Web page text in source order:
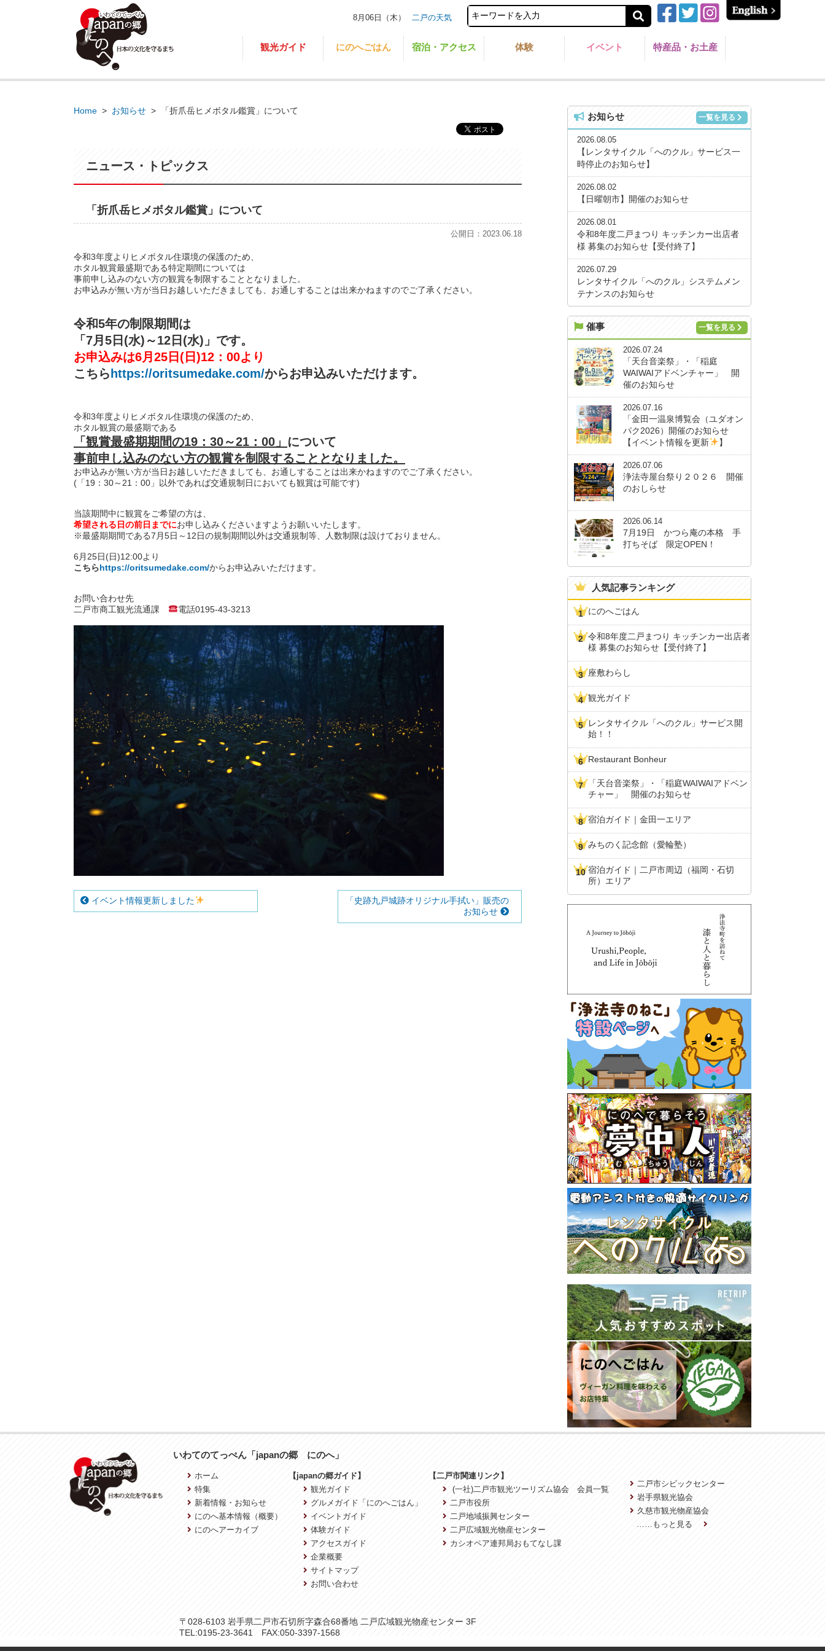
8月06日（木） 二戸の天気
観光ガイド にのへごはん 宿泊・アクセス 体験 イベント 特産品・お土産
Home > お知らせ > 「折爪岳ヒメボタル鑑賞」について
ニュース・トピックス
「折爪岳ヒメボタル鑑賞」について
公開日：2023.06.18
令和3年度よりヒメボタル住環境の保護のため、
ホタル観賞最盛期である特定期間については
事前申し込みのない方の観賞を制限することとなりました。
お申込みが無い方が当日お越しいただきましても、お通しすることは出来かねますのでご了承ください。
令和5年の制限期間は
「7月5日(水)～12日(水)」です。
お申込みは6月25日(日)12：00より
こちらhttps://oritsumedake.com/からお申込みいただけます。
令和3年度よりヒメボタル住環境の保護のため、
ホタル観賞の最盛期である
「観賞最盛期期間の19：30～21：00」 について
事前申し込みのない方の観賞を制限することとなりました。
お申込みが無い方が当日お越しいただきましても、お通しすることは出来かねますのでご了承ください。
(「19：30～21：00」以外であれば交通規制日においても観賞は可能です)
当該期間中に観賞をご希望の方は、
希望される日の前日までにお申し込みくださいますようお願いいたします。
※最盛期期間である7月5日～12日の規制期間以外は交通規制等、人数制限は設けておりません。
6月25日(日)12:00より
こちらhttps://oritsumedake.com/からお申込みいただけます。
お問い合わせ先
二戸市商工観光流通課
電話0195-43-3213
イベント情報更新しました
「史跡九戸城跡オリジナル手拭い」販売の
お知らせ
お知らせ 一覧を見る
2026.08.05
【レンタサイクル「へのクル」サービス一
時停止のお知らせ】
2026.08.02
【日曜朝市】開催のお知らせ
2026.08.01
令和8年度二戸まつり キッチンカー出店者
様 募集のお知らせ【受付終了】
2026.07.29
レンタサイクル「へのクル」システムメン
テナンスのお知らせ
催事 一覧を見る
2026.07.24
「天台音楽祭」・「稲庭
WAIWAIアドベンチャー」 開
催のお知らせ
2026.07.16
「金田一温泉博覧会（ユダオン
パク2026）開催のお知らせ
【イベント情報を更新
】
2026.07.06
浄法寺屋台祭り２０２６ 開催
のおしらせ
2026.06.14
7月19日 かつら庵の本格 手
打ちそば 限定OPEN！
人気記事ランキング
にのへごはん
令和8年度二戸まつり キッチンカー出店者
様 募集のお知らせ【受付終了】
座敷わらし
観光ガイド
レンタサイクル「へのクル」サービス開
始！！
Restaurant Bonheur
「天台音楽祭」・「稲庭WAIWAIアドベン
チャー」 開催のお知らせ
宿泊ガイド｜金田一エリア
みちのく記念館（愛輪塾）
宿泊ガイド｜二戸市周辺（福岡・石切
所）エリア
いわてのてっぺん「japanの郷 にのへ」
ホーム
特集
新着情報・お知らせ
にのへ基本情報（概要）
にのへアーカイブ
【japanの郷ガイド】
観光ガイド
グルメガイド「にのへごはん」
イベントガイド
体験ガイド
アクセスガイド
企業概要
サイトマップ
お問い合わせ
【二戸市関連リンク】
(一社)二戸市観光ツーリズム協会 会員一覧
二戸市役所
二戸地域振興センター
二戸広域観光物産センター
カシオペア連邦局おもてなし課
二戸市シビックセンター
岩手県観光協会
久慈市観光物産協会
……もっと見る
〒028-6103 岩手県二戸市石切所字森合68番地 二戸広域観光物産センター 3F
TEL:0195-23-3641 FAX:050-3397-1568